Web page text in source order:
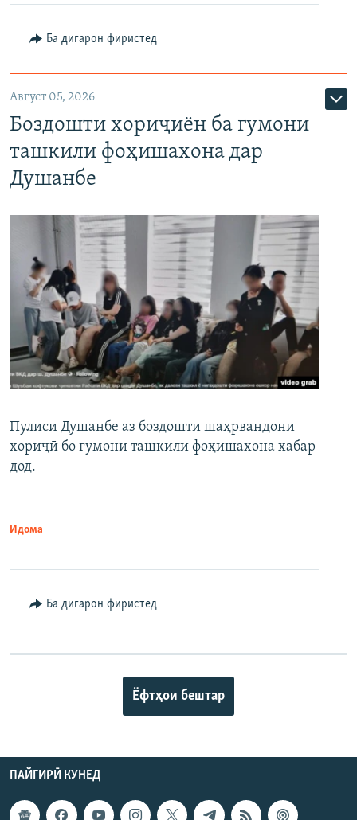
Ба дигарон фиристед
Август 05, 2026
Боздошти хориҷиён ба гумони
ташкили фоҳишахона дар
Душанбе
Пулиси Душанбе аз боздошти шаҳрвандони
хориҷӣ бо гумони ташкили фоҳишахона хабар
дод.
Идома
Ба дигарон фиристед
Ёфтҳои бештар
ПАЙГИРӢ КУНЕД